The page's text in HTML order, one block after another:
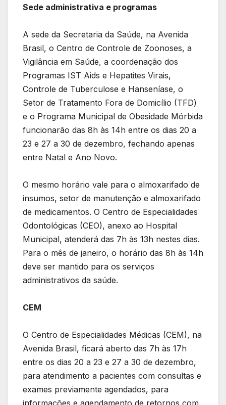
Sede administrativa e programas
A sede da Secretaria da Saúde, na Avenida
Brasil, o Centro de Controle de Zoonoses, a
Vigilância em Saúde, a coordenação dos
Programas IST Aids e Hepatites Virais,
Controle de Tuberculose e Hanseníase, o
Setor de Tratamento Fora de Domicílio (TFD)
e o Programa Municipal de Obesidade Mórbida
funcionarão das 8h às 14h entre os dias 20 a
23 e 27 a 30 de dezembro, fechando apenas
entre Natal e Ano Novo.
O mesmo horário vale para o almoxarifado de
insumos, setor de manutenção e almoxarifado
de medicamentos. O Centro de Especialidades
Odontológicas (CEO), anexo ao Hospital
Municipal, atenderá das 7h às 13h nestes dias.
Para o mês de janeiro, o horário das 8h às 14h
deve ser mantido para os serviços
administrativos da saúde.
CEM
O Centro de Especialidades Médicas (CEM), na
Avenida Brasil, ficará aberto das 7h às 17h
entre os dias 20 a 23 e 27 a 30 de dezembro,
para atendimento a pacientes com consultas e
exames previamente agendados, para